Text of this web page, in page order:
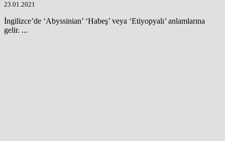
23.01.2021
İngilizce’de ‘Abyssinian’ ‘Habeş’ veya ‘Etiyopyalı’ anlamlarına
gelir. ...